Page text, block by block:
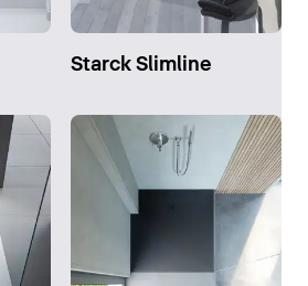
Starck Slimline